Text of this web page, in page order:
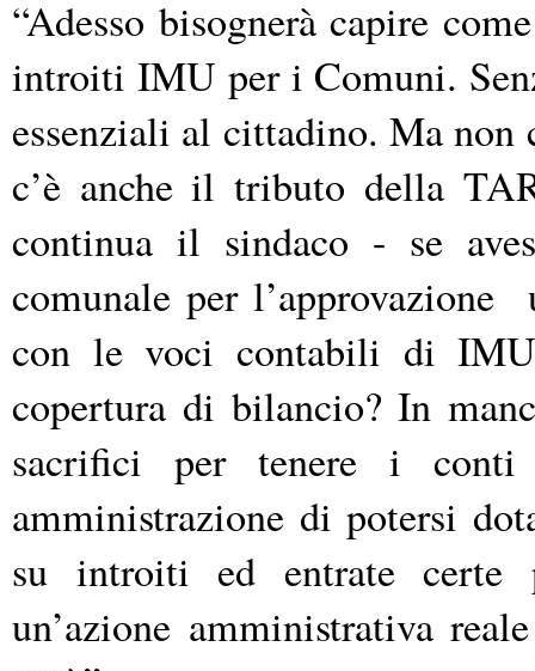
“Adesso bisognerà capire
introiti IMU per i Comuni.
essenziali al cittadino. Ma
c’è anche il tributo della
continua il sindaco - se
comunale per
con le voci contabili di IMU
copertura di bilancio? In
sacrifici per tenere i
amministrazione di potersi
su introiti ed entrate certe
un’azione amministrativa